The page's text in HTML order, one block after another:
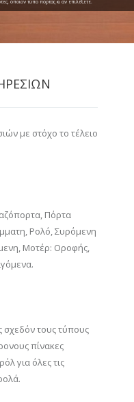
με στόχο το τέλειο
Πόρτα
Ρολό, Συρόμενη
Μοτέρ: Οροφής,
σχεδόν τους τύπους
πίνακες
για όλες τις